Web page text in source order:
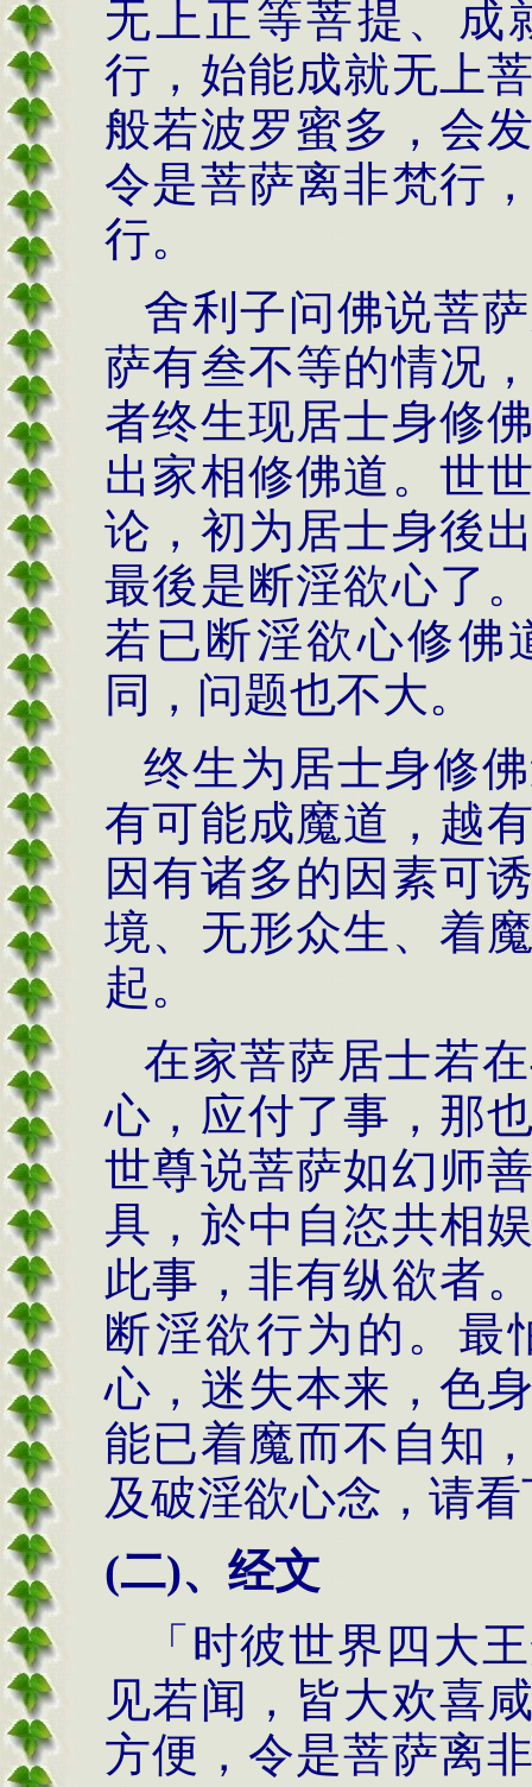
无上正等菩提、成
行，始能成就无上
般若波罗蜜多，会
令是菩萨离非梵行
行。
舍利子问佛说菩
萨有叁不等的情况
者终生现居士身修
出家相修佛道。世
论，初为居士身後
最後是断淫欲心了
若已断淫欲心修佛
同，问题也不大。
终生为居士身修
有可能成魔道，越
因有诸多的因素可
境、无形众生、着
起。
在家菩萨居士若
心，应付了事，那
世尊说菩萨如幻师
具，於中自恣共相
此事，非有纵欲者
断淫欲行为的。最
心，迷失本来，色
能已着魔而不自知
及破淫欲心念，请
(二)、经文
「时彼世界四大
见若闻，皆大欢喜
方便，令是菩萨离